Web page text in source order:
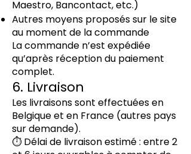
Maestro, Bancontact, etc.)
Autres moyens proposés sur le site
au moment de la commande
La commande n’est expédiée
qu’après réception du paiement
complet.
6. Livraison
Les livraisons sont effectuées en
Belgique et en France (autres pays
sur demande).
⏱ Délai de livraison estimé : entre 2